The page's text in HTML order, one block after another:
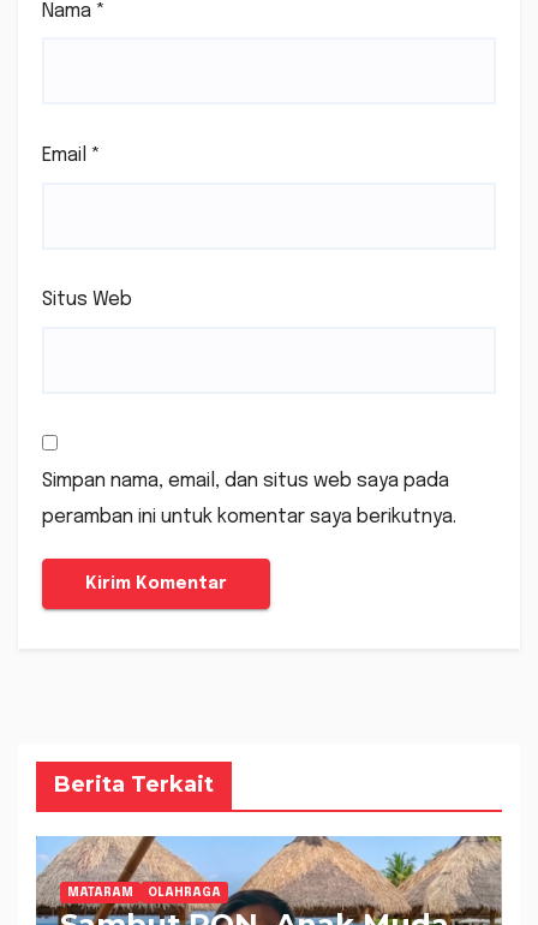
Nama *
Email *
Situs Web
Simpan nama, email, dan situs web saya pada
peramban ini untuk komentar saya berikutnya.
Berita Terkait
MATARAM OLAHRAGA